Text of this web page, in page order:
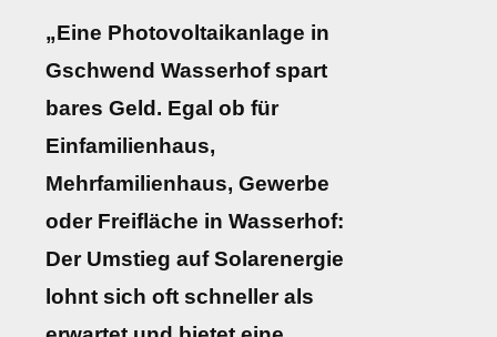
„Eine Photovoltaikanlage in
Gschwend Wasserhof spart
bares Geld. Egal ob für
Einfamilienhaus,
Mehrfamilienhaus, Gewerbe
oder Freifläche in Wasserhof:
Der Umstieg auf Solarenergie
lohnt sich oft schneller als